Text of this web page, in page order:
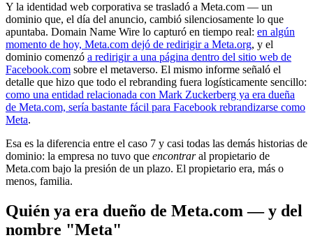
Y la identidad web corporativa se trasladó a Meta.com — un
dominio que, el día del anuncio, cambió silenciosamente lo que
apuntaba. Domain Name Wire lo capturó en tiempo real: en algún
momento de hoy, Meta.com dejó de redirigir a Meta.org, y el
dominio comenzó a redirigir a una página dentro del sitio web de
Facebook.com sobre el metaverso. El mismo informe señaló el
detalle que hizo que todo el rebranding fuera logísticamente sencillo:
como una entidad relacionada con Mark Zuckerberg ya era dueña
de Meta.com, sería bastante fácil para Facebook rebrandizarse como
Meta.
Esa es la diferencia entre el caso 7 y casi todas las demás historias de
dominio: la empresa no tuvo que encontraral propietario de
Meta.com bajo la presión de un plazo. El propietario era, más o
menos, familia.
Quién ya era dueño de Meta.com — y del
nombre "Meta"